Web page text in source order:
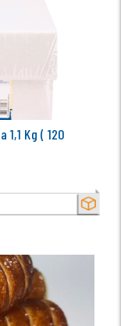
SECCO
Kg ( 120